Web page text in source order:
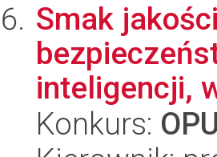
Smak
inteligencji,
Konkurs: